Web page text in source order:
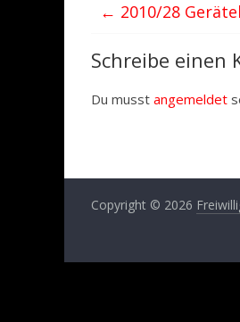
← 2010/28
Schreibe einen
Du musst angemeldet
Copyright © 2026